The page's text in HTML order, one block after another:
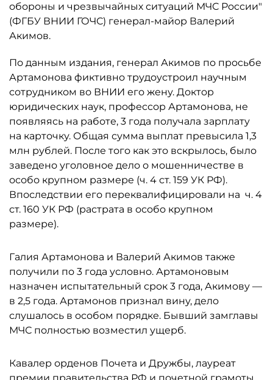
обороны и чрезвычайных ситуаций МЧС России"
(ФГБУ ВНИИ ГОЧС) генерал-майор Валерий
Акимов.
По данным издания, генерал Акимов по просьбе
Артамонова фиктивно трудоустроил научным
сотрудником во ВНИИ его жену. Доктор
юридических наук, профессор Артамонова, не
появляясь на работе, 3 года получала зарплату
на карточку. Общая сумма выплат превысила 1,3
млн рублей. После того как это вскрылось, было
заведено уголовное дело о мошенничестве в
особо крупном размере (ч. 4 ст. 159 УК РФ).
Впоследствии его переквалифицировали на ч. 4
ст. 160 УК РФ (растрата в особо крупном
размере).
Галия Артамонова и Валерий Акимов также
получили по 3 года условно. Артамоновым
назначен испытательный срок 3 года, Акимову —
в 2,5 года. Артамонов признал вину, дело
слушалось в особом порядке. Бывший замглавы
МЧС полностью возместил ущерб.
Кавалер орденов Почета и Дружбы, лауреат